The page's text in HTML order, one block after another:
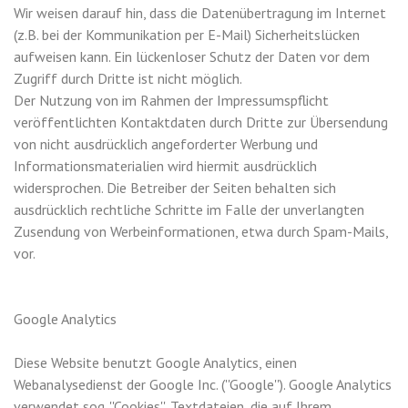
Wir weisen darauf hin, dass die Datenübertragung im Internet
(z.B. bei der Kommunikation per E-Mail) Sicherheitslücken
aufweisen kann. Ein lückenloser Schutz der Daten vor dem
Zugriff durch Dritte ist nicht möglich.
Der Nutzung von im Rahmen der Impressumspflicht
veröffentlichten Kontaktdaten durch Dritte zur Übersendung
von nicht ausdrücklich angeforderter Werbung und
Informationsmaterialien wird hiermit ausdrücklich
widersprochen. Die Betreiber der Seiten behalten sich
ausdrücklich rechtliche Schritte im Falle der unverlangten
Zusendung von Werbeinformationen, etwa durch Spam-Mails,
vor.
Google Analytics
Diese Website benutzt Google Analytics, einen
Webanalysedienst der Google Inc. (''Google''). Google Analytics